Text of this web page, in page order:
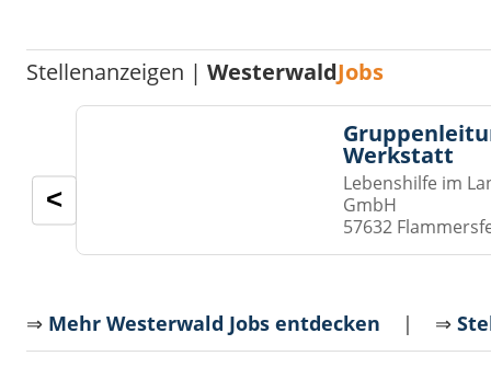
Stellenanzeigen |WesterwaldJobs
Werkstatt
Lebenshilfe im
GmbH
57632
<
⇒ Mehr Westerwald Jobs entdecken | ⇒